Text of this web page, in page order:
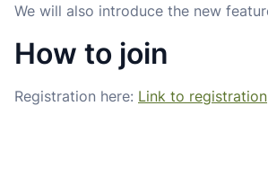
We will also introduce the new
How to join
Registration here: Link to registration